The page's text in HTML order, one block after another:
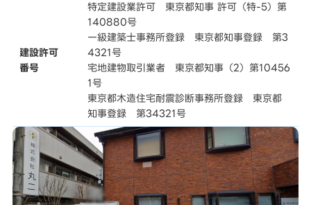
建設許可
番号
特定建設業許可 東京都知事 許可（特-5）第
140880号
一級建築士事務所登録 東京都知事登録 第3
4321号
宅地建物取引業者 東京都知事（2）第10456
1号
東京都木造住宅耐震診断事務所登録 東京都
知事登録 第34321号